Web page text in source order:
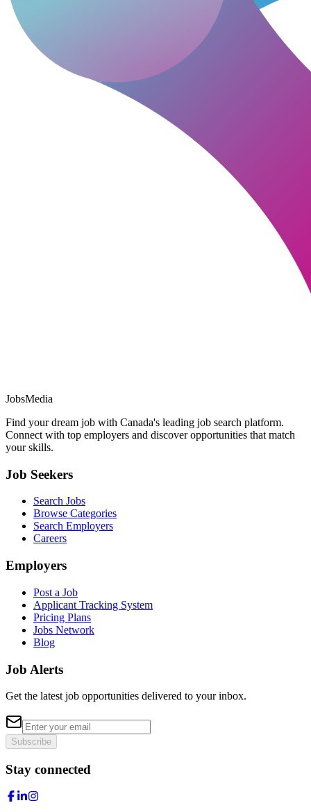
JobsMedia
Find your dream job with Canada's leading job search platform.
Connect with top employers and discover opportunities that match
your skills.
Job Seekers
Search Jobs
Browse Categories
Search Employers
Careers
Employers
Post a Job
Applicant Tracking System
Pricing Plans
Jobs Network
Blog
Job Alerts
Get the latest job opportunities delivered to your inbox.
Subscribe
Stay connected